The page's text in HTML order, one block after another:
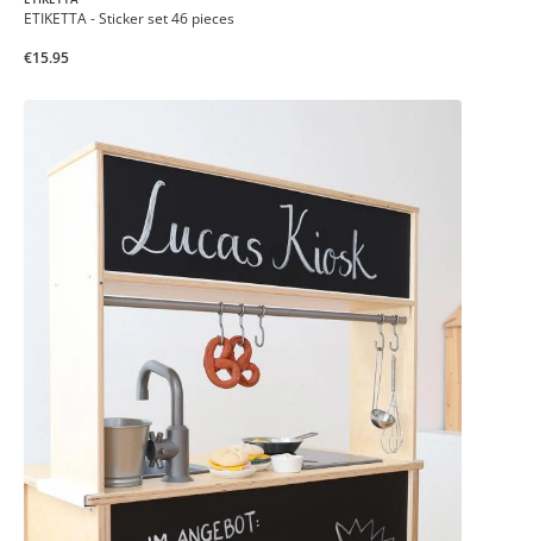
ETIKETTA - Sticker set 46 pieces
€15.95